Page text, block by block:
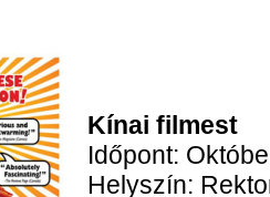
Kínai filmest
Időpont:
Helyszín: